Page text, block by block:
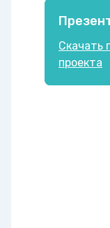
Скачать
проекта